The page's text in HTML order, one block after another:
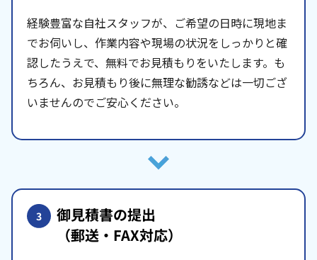
経験豊富な自社スタッフが、ご希望の日時に現地ま
でお伺いし、作業内容や現場の状況をしっかりと確
認したうえで、無料でお見積もりをいたします。も
ちろん、お見積もり後に無理な勧誘などは一切ござ
いませんのでご安心ください。
3 御見積書の提出
（郵送・FAX対応）